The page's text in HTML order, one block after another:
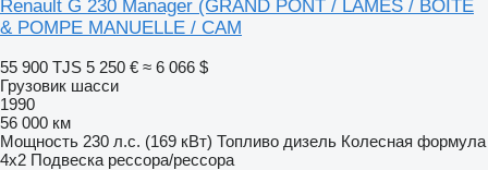
Renault G 230 Manager (GRAND PONT / LAMES / BOITE
& POMPE MANUELLE / CAM
55 900 TJS 5 250 € ≈ 6 066 $
Грузовик шасси
1990
56 000 км
Мощность 230 л.с. (169 кВт) Топливо дизель Колесная формула
4x2 Подвеска рессора/рессора